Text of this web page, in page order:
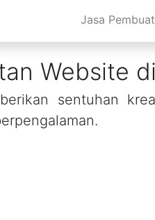
Jasa
Website
sentuhan